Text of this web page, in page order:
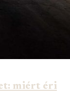
miért éri